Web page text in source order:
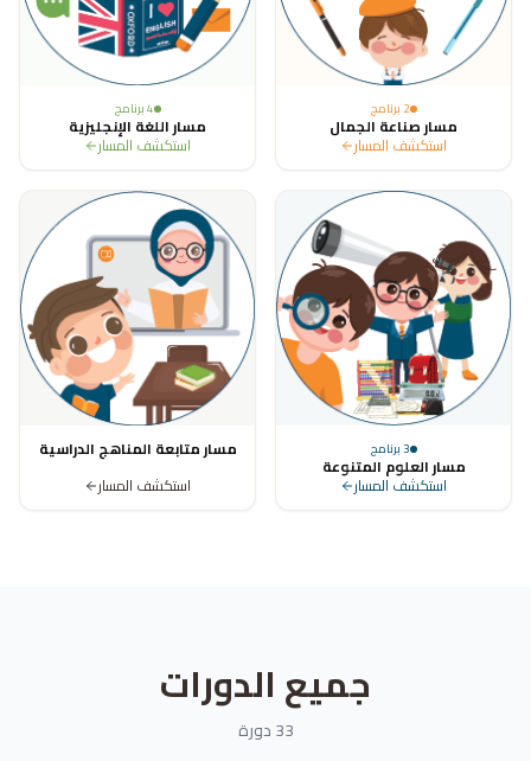
2 برنامج
مسار صناعة الجمال
استكشف المسار
4برنامج
مسار اللغة الإنجليزية
استكشف المسار
3برنامج
مسار العلوم المتنوعة
استكشف المسار
مسار متابعة المناهج الدراسية
استكشف المسار
جميع الدورات
33 دورة